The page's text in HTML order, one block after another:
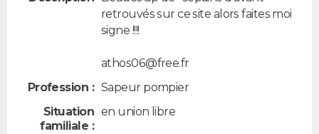
retrouvés sur ce site alors faites moi
signe !!!!
athos06@free.fr
Profession : Sapeur pompier
Situation
familiale :
en union libre